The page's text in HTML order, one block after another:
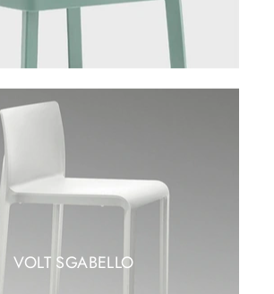
VOLT SGABELLO